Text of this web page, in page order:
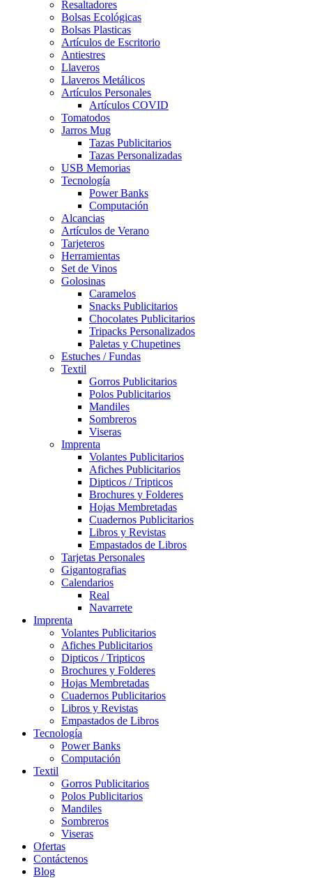
Resaltadores
Bolsas Ecológicas
Bolsas Plasticas
Artículos de Escritorio
Antiestres
Llaveros
Llaveros Metálicos
Artículos Personales
Artículos COVID
Tomatodos
Jarros Mug
Tazas Publicitarios
Tazas Personalizadas
USB Memorias
Tecnología
Power Banks
Computación
Alcancias
Artículos de Verano
Tarjeteros
Herramientas
Set de Vinos
Golosinas
Caramelos
Snacks Publicitarios
Chocolates Publicitarios
Tripacks Personalizados
Paletas y Chupetines
Estuches / Fundas
Textil
Gorros Publicitarios
Polos Publicitarios
Mandiles
Sombreros
Viseras
Imprenta
Volantes Publicitarios
Afiches Publicitarios
Dipticos / Tripticos
Brochures y Folderes
Hojas Membretadas
Cuadernos Publicitarios
Libros y Revistas
Empastados de Libros
Tarjetas Personales
Gigantografias
Calendarios
Real
Navarrete
Imprenta
Volantes Publicitarios
Afiches Publicitarios
Dipticos / Tripticos
Brochures y Folderes
Hojas Membretadas
Cuadernos Publicitarios
Libros y Revistas
Empastados de Libros
Tecnología
Power Banks
Computación
Textil
Gorros Publicitarios
Polos Publicitarios
Mandiles
Sombreros
Viseras
Ofertas
Contáctenos
Blog